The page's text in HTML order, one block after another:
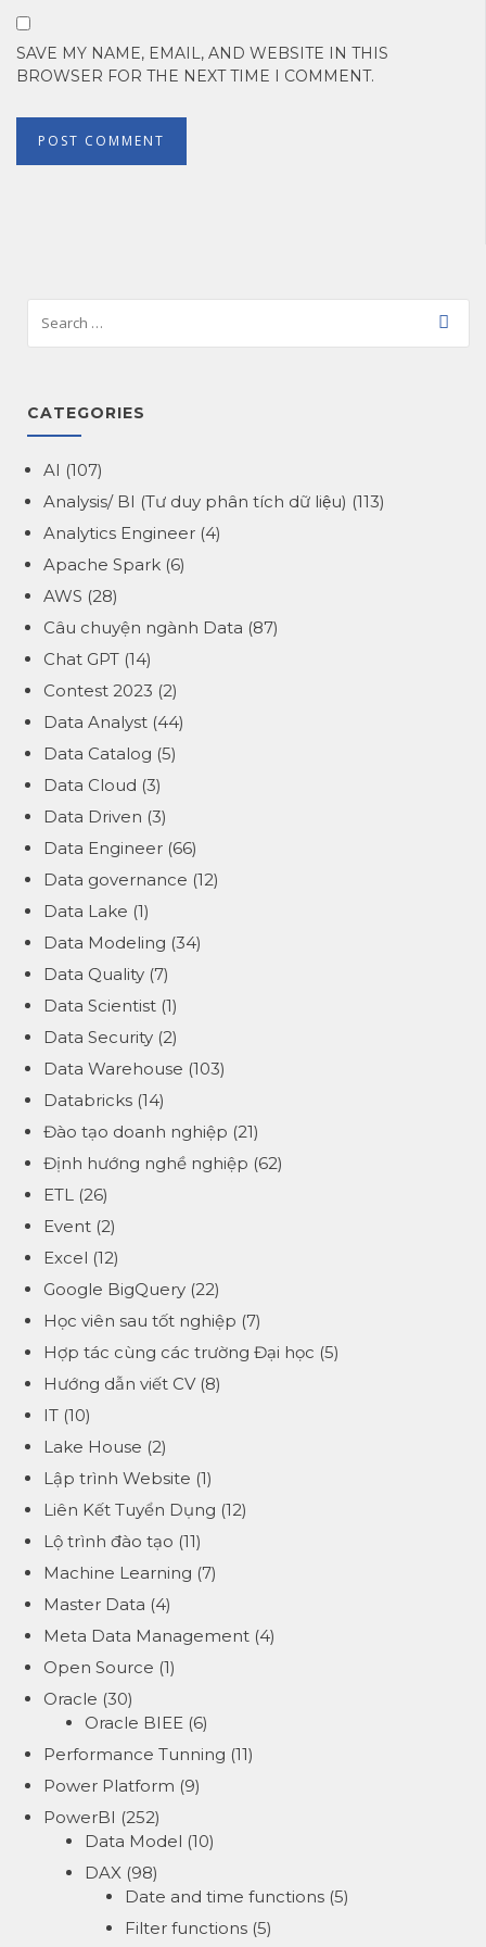
SAVE MY NAME, EMAIL, AND WEBSITE IN THIS
BROWSER FOR THE NEXT TIME I COMMENT.
CATEGORIES
AI (107)
Analysis/ BI (Tư duy phân tích dữ liệu) (113)
Analytics Engineer (4)
Apache Spark (6)
AWS (28)
Câu chuyện ngành Data (87)
Chat GPT (14)
Contest 2023 (2)
Data Analyst (44)
Data Catalog (5)
Data Cloud (3)
Data Driven (3)
Data Engineer (66)
Data governance (12)
Data Lake (1)
Data Modeling (34)
Data Quality (7)
Data Scientist (1)
Data Security (2)
Data Warehouse (103)
Databricks (14)
Đào tạo doanh nghiệp (21)
Định hướng nghề nghiệp (62)
ETL
(26)
Event (2)
Excel (12)
Google BigQuery (22)
Học viên sau tốt nghiệp (7)
Hợp tác cùng các trường Đại học (5)
Hướng dẫn viết CV(8)
IT (10)
Lake House (2)
Lập trình Website (1)
Liên Kết Tuyển Dụng (12)
Lộ trình đào tạo (11)
Machine Learning (7)
Master Data (4)
Meta Data Management (4)
Open Source (1)
Oracle (30)
Oracle BIEE (6)
Performance Tunning (11)
Power Platform (9)
PowerBI (252)
Data Model (10)
DAX (98)
Date and time functions (5)
Filter functions (5)